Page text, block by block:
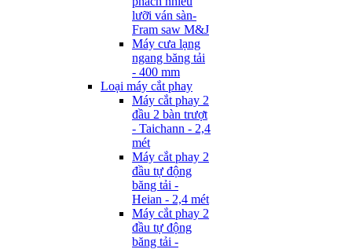
lưỡi ván sàn-
Fram saw M&J
Máy cưa lạng
ngang băng tải
- 400 mm
Loại máy cắt phay
Máy cắt phay 2
đầu 2 bàn trượt
- Taichann - 2,4
mét
Máy cắt phay 2
đầu tự động
băng tải -
Heian - 2,4 mét
Máy cắt phay 2
đầu tự động
băng tải -